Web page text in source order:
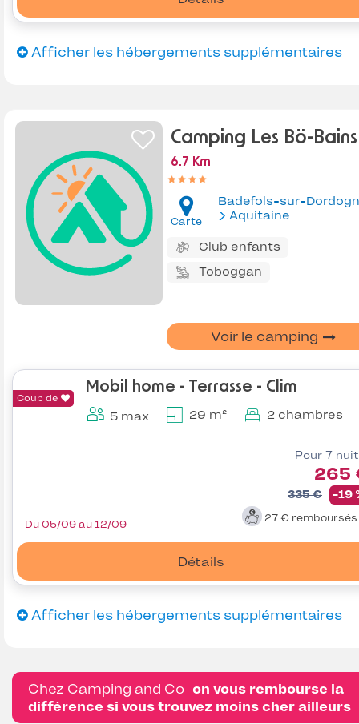
Afficher les hébergements supplémentaires
Camping Les Bö-Bains
6.7 Km
Carte
Badefols-sur-
Aquitaine
Club enfants
Toboggan
Voir le camping
Coup de
Mobil home - Terrasse - Clim
5 max 29 m² 2 chambres
Pour 7
265
335 € -19
27 € remboursés
Détails
Du 05/09 au 12/09
Afficher les hébergements supplémentaires
Chez Camping and Co on vous rembourse la
différence si vous trouvez moins cher ailleurs